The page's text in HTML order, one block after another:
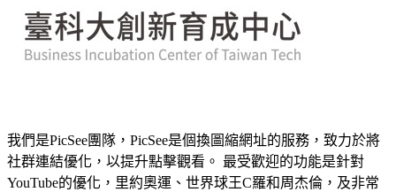
我們是PicSee團隊，PicSee是個換圖縮網址的服務，致力於將
社群連結優化，以提升點擊觀看。 最受歡迎的功能是針對
YouTube的優化，里約奧運、世界球王C羅和周杰倫，及非常